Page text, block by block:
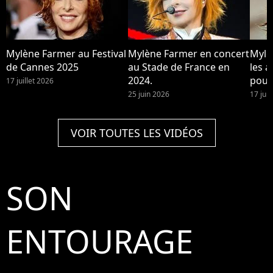
Mylène Farmer au Festival
de Cannes 2025
17 juillet 2026
Mylène Farmer en concert
au Stade de France en
2024.
25 juin 2026
les
17
VOIR TOUTES LES VIDÉOS
SON
ENTOURAGE